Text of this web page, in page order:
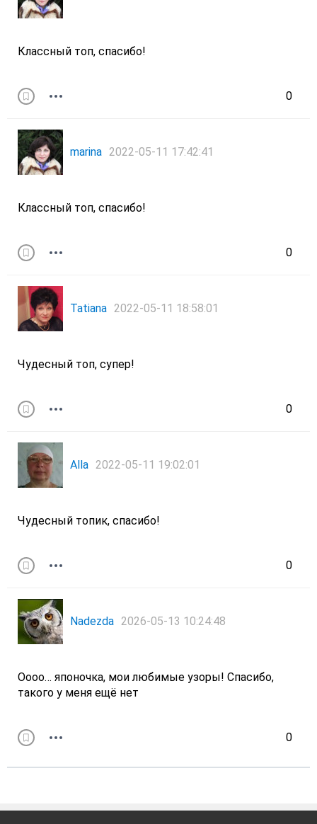
0
Классный топ, спасибо!
marina 2022-05-11 17:42:41
0
Классный топ, спасибо!
Tatiana 2022-05-11 18:58:01
0
Чудесный топ, супер!
Alla 2022-05-11 19:02:01
0
Чудесный топик, спасибо!
Nadezda 2026-05-13 10:24:48
0
Оооо… японочка, мои любимые узоры! Спасибо,
такого у меня ещё нет